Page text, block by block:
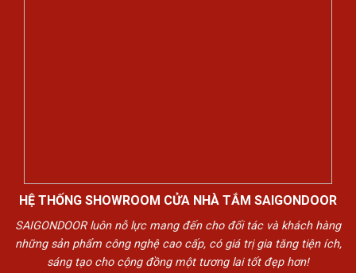
HỆ THỐNG SHOWROOM CỬA NHÀ TẮM SAIGONDOOR
SAIGONDOOR luôn nỗ lực mang đến cho đối tác và khách hàng
những sản phẩm công nghệ cao cấp, có giá trị gia tăng tiện ích,
sáng tạo cho cộng đồng một tương lai tốt đẹp hơn!